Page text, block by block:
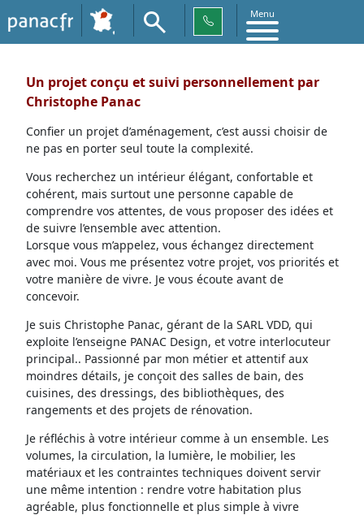
Menu
Un projet conçu et suivi personnellement par
Christophe Panac
Confier un projet d’aménagement, c’est aussi choisir de
ne pas en porter seul toute la complexité.
Vous recherchez un intérieur élégant, confortable et
cohérent, mais surtout une personne capable de
comprendre vos attentes, de vous proposer des idées et
de suivre l’ensemble avec attention.
Lorsque vous m’appelez, vous échangez directement
avec moi. Vous me présentez votre projet, vos priorités et
votre manière de vivre. Je vous écoute avant de
concevoir.
Je suis Christophe Panac, gérant de la SARL VDD, qui
exploite l’enseigne PANAC Design, et votre interlocuteur
principal.. Passionné par mon métier et attentif aux
moindres détails, je conçoit des salles de bain, des
cuisines, des dressings, des bibliothèques, des
rangements et des projets de rénovation.
Je réfléchis à votre intérieur comme à un ensemble. Les
volumes, la circulation, la lumière, le mobilier, les
matériaux et les contraintes techniques doivent servir
une même intention : rendre votre habitation plus
agréable, plus fonctionnelle et plus simple à vivre